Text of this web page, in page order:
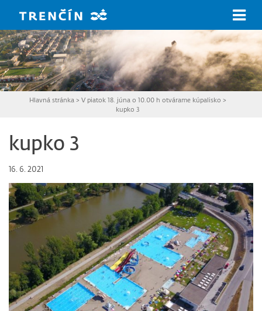
Hlavná stránka > V piatok 18. júna o 10.00 h otvárame kúpalisko >
kupko 3
kupko 3
16. 6. 2021